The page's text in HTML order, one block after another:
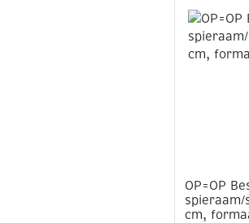
cm,
formaat
50x60cm
aantal
OP=OP
cm,